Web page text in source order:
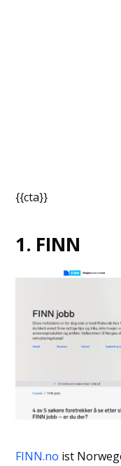
{{cta}}
1. FINN
FINN.no ist